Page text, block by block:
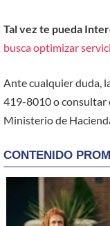
Tal vez te pueda
busca optimizar
Ante cualquier duda,
419-8010 o consultar
Ministerio de